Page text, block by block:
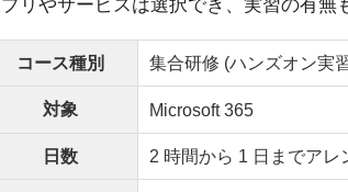
リやサービスは選択でき、実習の有無
コース種別 集合研修 (ハンズオン実
対象 Microsoft 365
日数 2 時間から 1 日までアレ